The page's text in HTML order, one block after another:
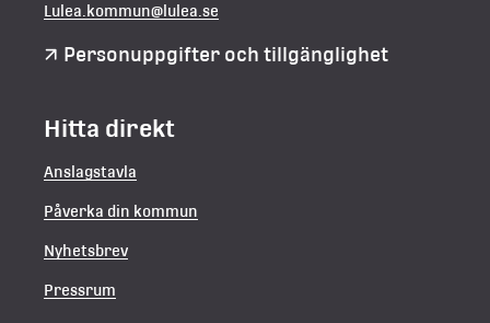
Lulea.kommun@lulea.se
Personuppgifter och tillgänglighet
Hitta direkt
Anslagstavla
Påverka din kommun
Nyhetsbrev
Pressrum